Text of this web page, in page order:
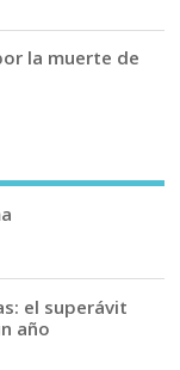
la muerte de
el superávit
año